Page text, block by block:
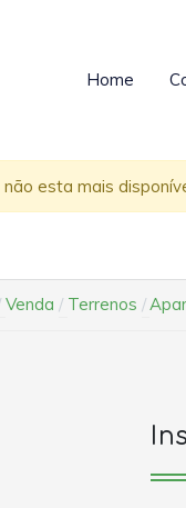
Home
esta mais
Venda Terrenos